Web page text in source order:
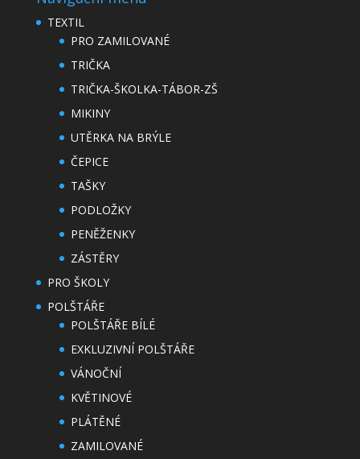
TEXTIL
PRO ZAMILOVANÉ
TRIČKA
TRIČKA-ŠKOLKA-TÁBOR-ZŠ
MIKINY
UTĚRKA NA BRÝLE
ČEPICE
TAŠKY
PODLOŽKY
PENĚŽENKY
ZÁSTĚRY
PRO ŠKOLY
POLŠTÁŘE
POLŠTÁŘE BÍLÉ
EXKLUZIVNÍ POLŠTÁŘE
VÁNOČNÍ
KVĚTINOVÉ
PLÁTĚNÉ
ZAMILOVANÉ